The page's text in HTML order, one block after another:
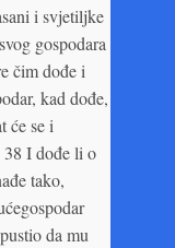
i svjetiljke
gospodara
čim dođe i
kad dođe,
će se i
I dođe li o
tako,
da mu